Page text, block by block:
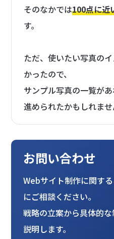
そのなかでは100点に近
す。
ただ、使いたい写真の
かったので、
サンプル写真の一覧が
進められたかもしれませ
お問い合わせ
Webサイト制作に関す
にご相談ください。
戦略の立案から具体的
説明します。